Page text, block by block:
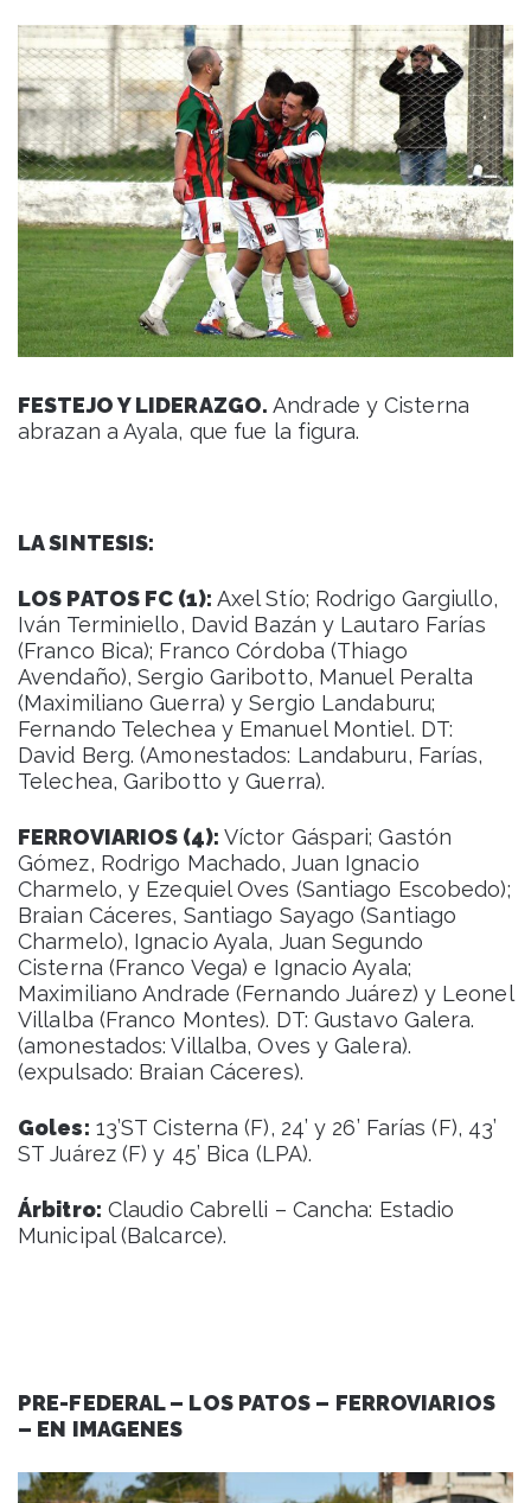
FESTEJO Y LIDERAZGO. Andrade y Cisterna
abrazan a Ayala, que fue la figura.
LA SINTESIS:
LOS PATOS FC (1): Axel Stío; Rodrigo Gargiullo,
Iván Terminiello, David Bazán y Lautaro Farías
(Franco Bica); Franco Córdoba (Thiago
Avendaño), Sergio Garibotto, Manuel Peralta
(Maximiliano Guerra) y Sergio Landaburu;
Fernando Telechea y Emanuel Montiel. DT:
David Berg. (Amonestados: Landaburu, Farías,
Telechea, Garibotto y Guerra).
FERROVIARIOS (4): Víctor Gáspari; Gastón
Gómez, Rodrigo Machado, Juan Ignacio
Charmelo, y Ezequiel Oves (Santiago Escobedo);
Braian Cáceres, Santiago Sayago (Santiago
Charmelo), Ignacio Ayala, Juan Segundo
Cisterna (Franco Vega) e Ignacio Ayala;
Maximiliano Andrade (Fernando Juárez) y Leonel
Villalba (Franco Montes). DT: Gustavo Galera.
(amonestados: Villalba, Oves y Galera).
(expulsado: Braian Cáceres).
Goles: 13’ST Cisterna (F), 24’ y 26’ Farías (F), 43’
ST Juárez (F) y 45’ Bica (LPA).
Árbitro: Claudio Cabrelli – Cancha: Estadio
Municipal (Balcarce).
PRE-FEDERAL – LOS PATOS – FERROVIARIOS
– EN IMAGENES